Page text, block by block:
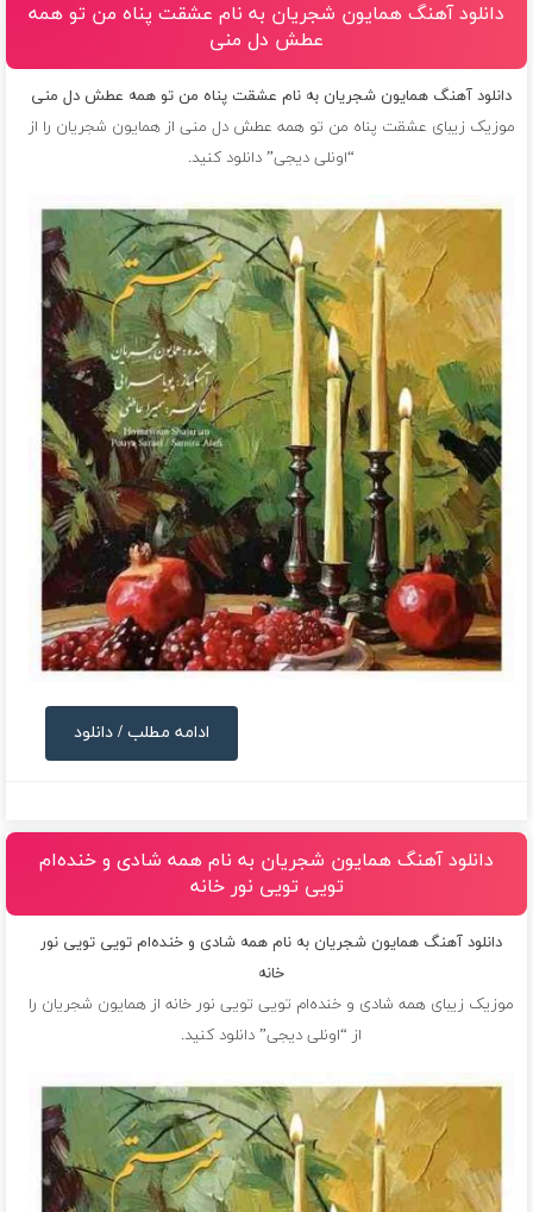
دانلود آهنگ همایون شجریان به نام عشقت پناه من تو همه
عطش دل منی
دانلود آهنگ همایون شجریان به نام عشقت پناه من تو همه عطش دل منی
موزیک زیبای عشقت پناه من تو همه عطش دل منی ازهمایون شجریان را از
“اونلی دیجی” دانلود کنید.
ادامه مطلب / دانلود
دانلود آهنگ همایون شجریان به نام همه شادی و خنده‌ام
تویی تویی نور خانه
دانلود آهنگ همایون شجریان به نام همه شادی و خنده‌ام تویی تویی نور
خانه
موزیک زیبای همه شادی و خنده‌ام تویی تویی نور خانه از همایون شجریان را
از “اونلی دیجی” دانلود کنید.